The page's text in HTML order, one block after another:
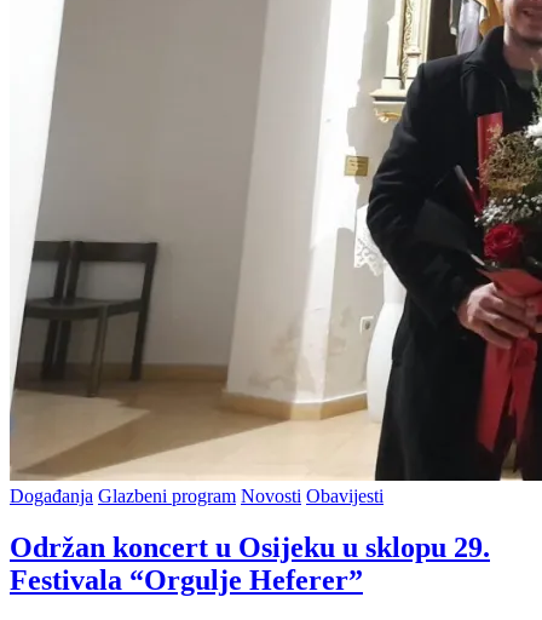
Posted
Događanja Glazbeni program Novosti Obavijesti
Održan koncert u Osijeku u sklopu 29.
Festivala “Orgulje Heferer”